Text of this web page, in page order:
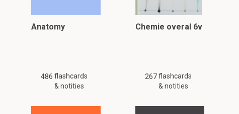
Anatomy
486 flashcards
& notities
Chemie overal 6v
267 flashcards
& notities